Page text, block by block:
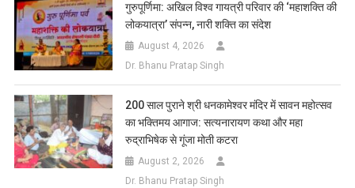
गुरुपूर्णिमा: अखिल विश्व गायत्री परिवार की ‘महाशक्ति की
लोकयात्रा’ संपन्न, नारी शक्ति का संदेश
August 4, 2026
Dr. Bhanu Pratap Singh
200 साल पुराने श्री धनकामेश्वर मंदिर में सावन महोत्सव
का भक्तिमय आगाज: सत्यनारायण कथा और महा
रुद्राभिषेक से गूंजा मोती कटरा
August 2, 2026
Dr. Bhanu Pratap Singh